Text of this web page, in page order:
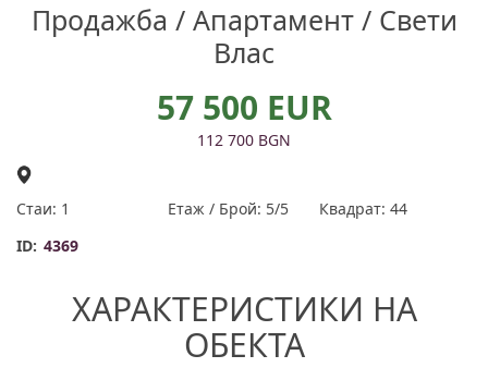
Продажба / Апартамент / Свети
Влас
57 500 EUR
112 700 BGN
Стаи: 1 Етаж / Брой: 5/5
Квадрат: 44
ID: 4369
ХАРАКТЕРИСТИКИ НА
ОБЕКТА